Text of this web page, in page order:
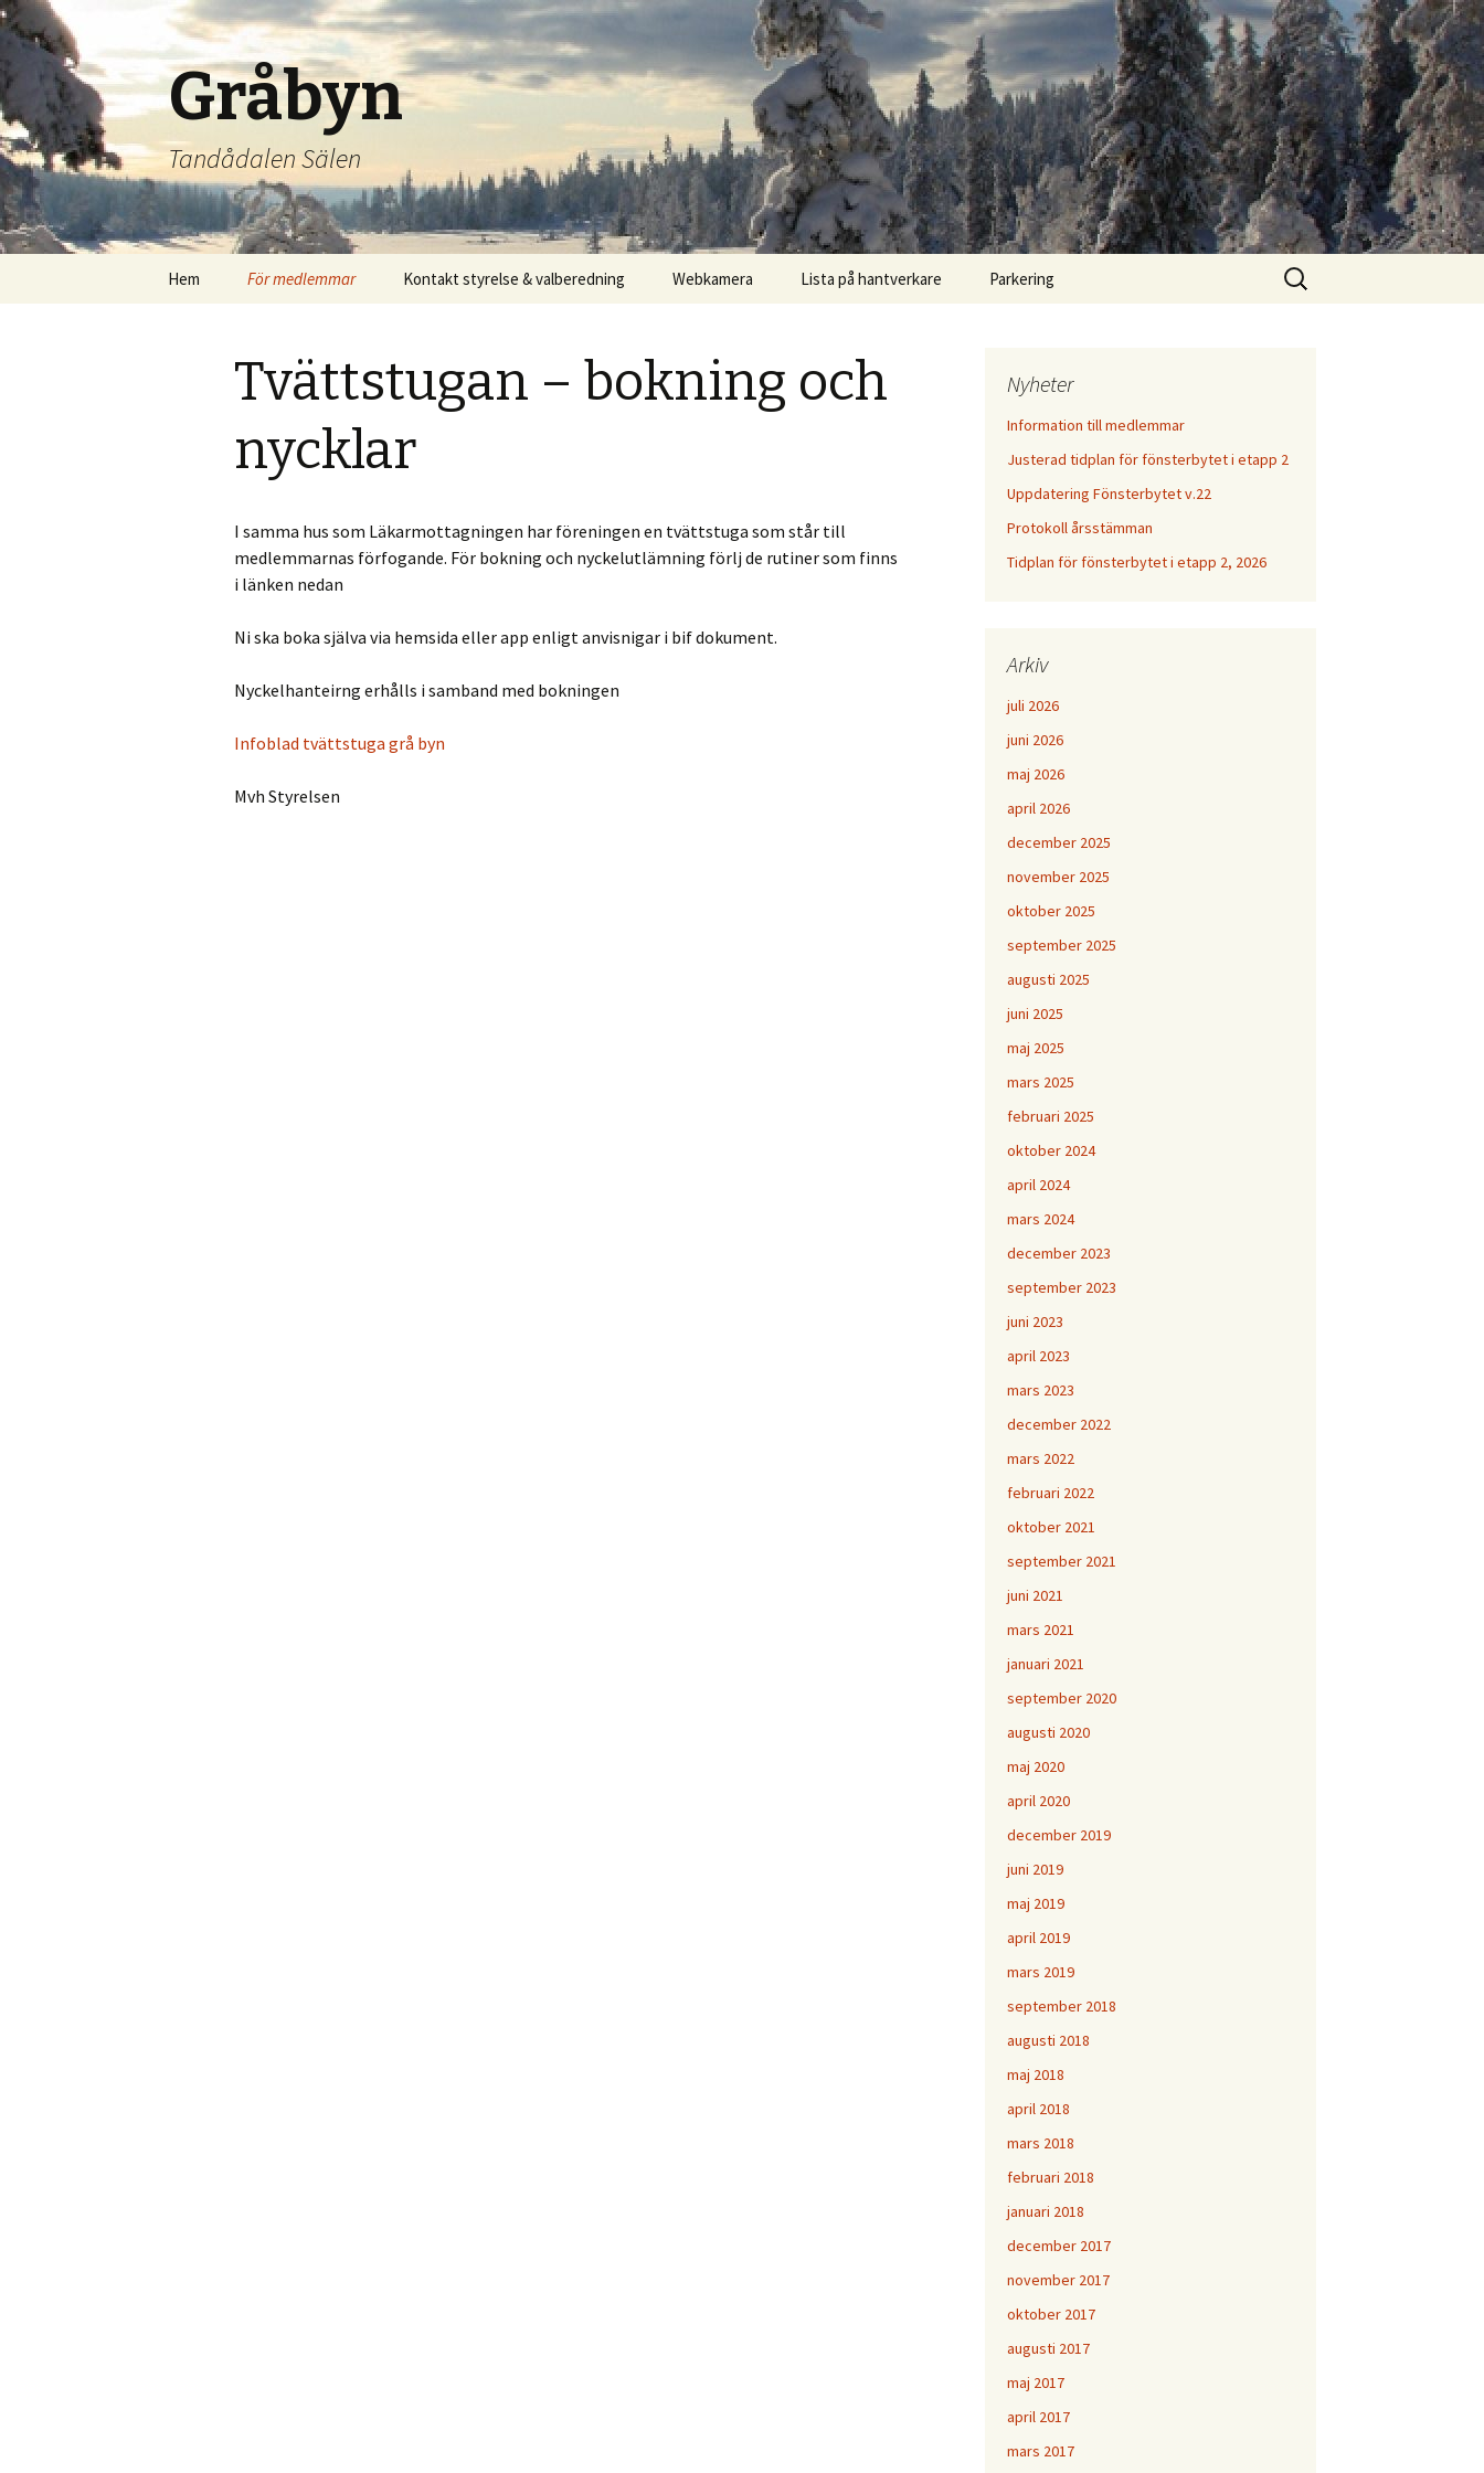
Gråbyn
Tandådalen Sälen
Hoppa
Hem För medlemmar
Årsstämmor/
Årsredovisningar
Försäkringar
Tvättstugan – bokning
och nycklar
TV Internet /Wifi
Kontakt styrelse & valberedning Webkamera Lista på hantverkare Parkering
Sök
efter:
Tvättstugan – bokning och
nycklar
I samma hus som Läkarmottagningen har föreningen en tvättstuga som står till
medlemmarnas förfogande. För bokning och nyckelutlämning förlj de rutiner som finns
i länken nedan
Ni ska boka själva via hemsida eller app enligt anvisnigar i bif dokument.
Nyckelhanteirng erhålls i samband med bokningen
Infoblad tvättstuga grå byn
Mvh Styrelsen
Nyheter
Information till medlemmar
Justerad tidplan för fönsterbytet i etapp 2
Uppdatering Fönsterbytet v.22
Protokoll årsstämman
Tidplan för fönsterbytet i etapp 2, 2026
Arkiv
juli 2026
juni 2026
maj 2026
april 2026
december 2025
november 2025
oktober 2025
september 2025
augusti 2025
juni 2025
maj 2025
mars 2025
februari 2025
oktober 2024
april 2024
mars 2024
december 2023
september 2023
juni 2023
april 2023
mars 2023
december 2022
mars 2022
februari 2022
oktober 2021
september 2021
juni 2021
mars 2021
januari 2021
september 2020
augusti 2020
maj 2020
april 2020
december 2019
juni 2019
maj 2019
april 2019
mars 2019
september 2018
augusti 2018
maj 2018
april 2018
mars 2018
februari 2018
januari 2018
december 2017
november 2017
oktober 2017
augusti 2017
maj 2017
april 2017
mars 2017